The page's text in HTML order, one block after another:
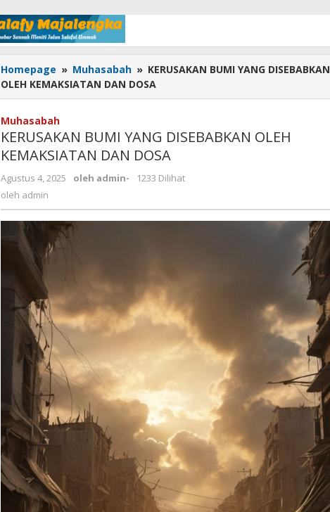
Homepage » Muhasabah » KERUSAKAN BUMI YANG DISEBABKAN
OLEH KEMAKSIATAN DAN DOSA
Muhasabah
KERUSAKAN BUMI YANG DISEBABKAN OLEH
KEMAKSIATAN DAN DOSA
Agustus 4, 2025 oleh admin-
1233 Dilihat
oleh admin